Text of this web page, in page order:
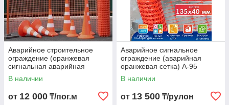
Аварийное строительное
ограждение (оранжевая
сигнальная аварийная
сетка). Алматы и Казахстан
В наличии
от 12 000 ₸/пог.м
Аварийное сигнальное
ограждение (аварийная
оранжевая сетка) А-95
Профи. Высота 1 м, длина 50
м. Алматы и Казахстан
В наличии
от 13 500 ₸/рулон